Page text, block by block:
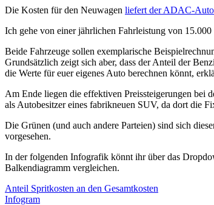
Die Kosten für den Neuwagen liefert der ADAC-
Ich gehe von einer jährlichen Fahrleistung von
Beide Fahrzeuge sollen exemplarische
Grundsätzlich zeigt sich aber, dass der Anteil der
die Werte für euer eigenes Auto berechnen könnt,
Am Ende liegen die effektiven Preissteigerungen bei
als Autobesitzer eines fabrikneuen SUV, da dort die
Die Grünen (und auch andere Parteien) sind sich
vorgesehen.
In der folgenden Infografik könnt ihr über das
Balkendiagramm vergleichen.
Anteil Spritkosten an den Gesamtkosten
Infogram